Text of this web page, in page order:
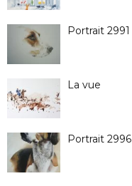
Portrait 2991
La vue
Portrait 2996